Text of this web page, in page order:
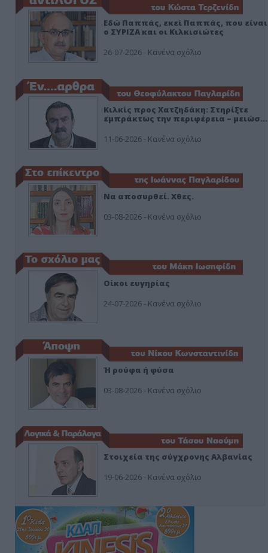
Εδώ Παππάς, εκεί Παππάς, που είναι
ο ΣΥΡΙΖΑ και οι Κιλκισιώτες
26-07-2026 - Κανένα σχόλιο
Κιλκίς προς Χατζηδάκη: Στηρίξτε
εμπράκτως την περιφέρεια – μειώσ…
11-06-2026 - Κανένα σχόλιο
Να αποσυρθεί. Χθες.
03-08-2026 - Κανένα σχόλιο
Οίκοι ευγηρίας
24-07-2026 - Κανένα σχόλιο
Ή ρούφα ή φύσα
03-08-2026 - Κανένα σχόλιο
Στοιχεία της σύγχρονης Αλβανίας
19-06-2026 - Κανένα σχόλιο